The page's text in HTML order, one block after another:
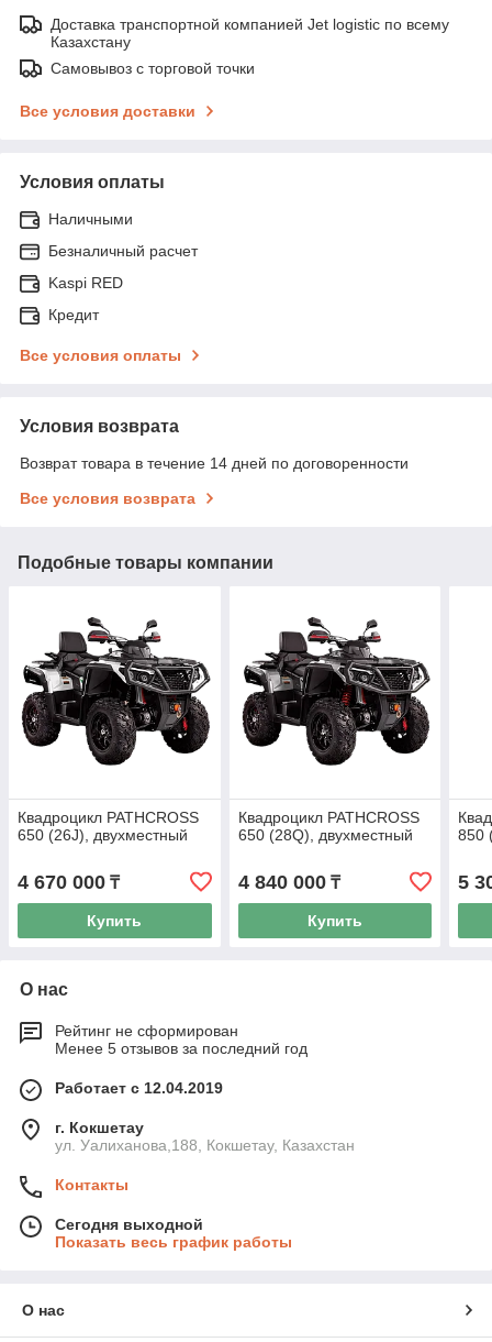
Доставка транспортной компанией Jet logistic по всему
Казахстану
Самовывоз с торговой точки
Все условия доставки
Условия оплаты
Наличными
Безналичный расчет
Kaspi RED
Кредит
Все условия оплаты
Условия возврата
Возврат товара в течение 14 дней по договоренности
Все условия возврата
Подобные товары компании
Квадроцикл PATHCROSS
650 (26J), двухместный
4 670 000 ₸
Купить
Квадроцикл PATHCROSS
650 (28Q), двухместный
4 840 000₸
Купить
850
5
О нас
Рейтинг не сформирован
Менее 5 отзывов за последний год
Работает с 12.04.2019
г. Кокшетау
ул. Уалиханова,188, Кокшетау, Казахстан
Контакты
Сегодня выходной
Показать весь график работы
О нас